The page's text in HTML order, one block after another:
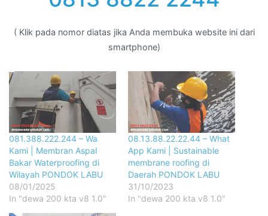
( Klik pada nomor diatas jika Anda membuka website ini dari
smartphone)
081.388.222.244 – Wa
Kami | Membran Aspal
Bakar Waterproofing di
Wilayah PONDOK LABU
08/01/2025
In "dewa 200 kta v8 1.0"
08.13.88.22.22.44 – What
App Kami | Sustainable
membrane roofing di
Daerah PONDOK LABU
31/10/2023
In "dewa 200 kta v8 1.0"